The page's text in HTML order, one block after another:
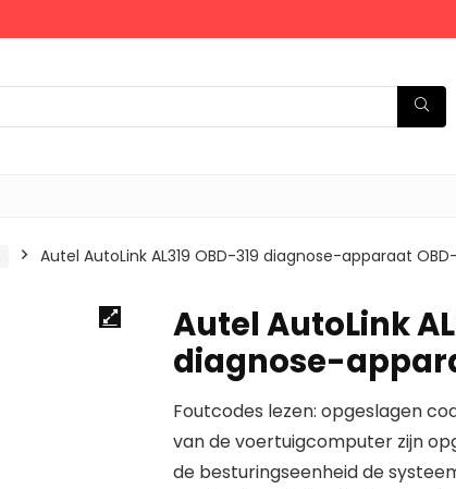
Autel AutoLink AL319 OBD-319 diagnose-apparaat
Autel AutoLink
diagnose-
Foutcodes lezen: opgeslagen
van de voertuigcomputer zijn
de besturingseenheid de